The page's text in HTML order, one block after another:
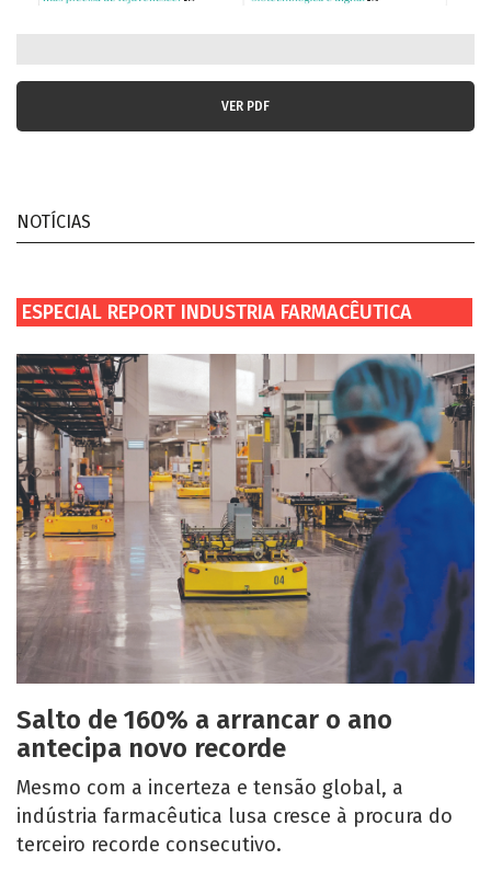
VER PDF
NOTÍCIAS
ESPECIAL REPORT INDUSTRIA FARMACÊUTICA
Salto de 160% a arrancar o ano
antecipa novo recorde
Mesmo com a incerteza e tensão global, a
indústria farmacêutica lusa cresce à procura do
terceiro recorde consecutivo.